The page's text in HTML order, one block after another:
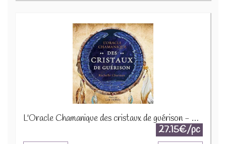
L'Oracle Chamanique des cristaux de guérison - Coffret
27.15€/pc